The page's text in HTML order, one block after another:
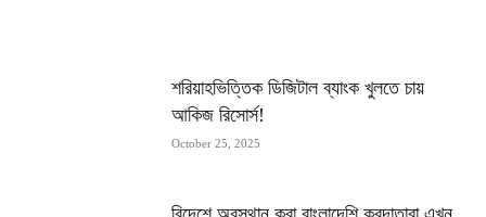
শরিয়াহভিত্তিক ডিজিটাল ব্যাংক খুলতে চায়
আকিজ রিসোর্স!
October 25, 2025